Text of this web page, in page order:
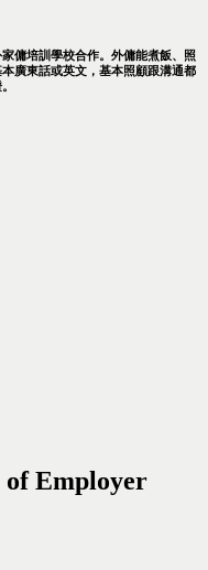
傭培訓學校合作。外傭能煮飯、照
廣東話或英文，基本照顧跟溝通都
of Employer